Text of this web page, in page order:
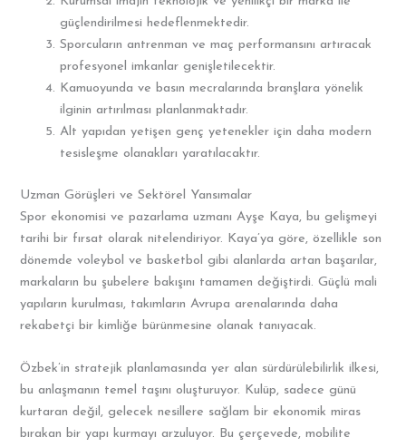
güçlendirilmesi hedeflenmektedir.
Sporcuların antrenman ve maç performansını artıracak
profesyonel imkanlar genişletilecektir.
Kamuoyunda ve basın mecralarında branşlara yönelik
ilginin artırılması planlanmaktadır.
Alt yapıdan yetişen genç yetenekler için daha modern
tesisleşme olanakları yaratılacaktır.
Uzman Görüşleri ve Sektörel Yansımalar
Spor ekonomisi ve pazarlama uzmanı Ayşe Kaya, bu gelişmeyi
tarihi bir fırsat olarak nitelendiriyor. Kaya’ya göre, özellikle son
dönemde voleybol ve basketbol gibi alanlarda artan başarılar,
markaların bu şubelere bakışını tamamen değiştirdi. Güçlü mali
yapıların kurulması, takımların Avrupa arenalarında daha
rekabetçi bir kimliğe bürünmesine olanak tanıyacak.
Özbek’in stratejik planlamasında yer alan sürdürülebilirlik ilkesi,
bu anlaşmanın temel taşını oluşturuyor. Kulüp, sadece günü
kurtaran değil, gelecek nesillere sağlam bir ekonomik miras
bırakan bir yapı kurmayı arzuluyor. Bu çerçevede, mobilite